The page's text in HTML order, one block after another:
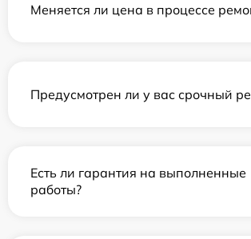
Меняется ли цена в процессе
Предусмотрен ли у вас срочный
Есть ли гарантия на выполненные
работы?